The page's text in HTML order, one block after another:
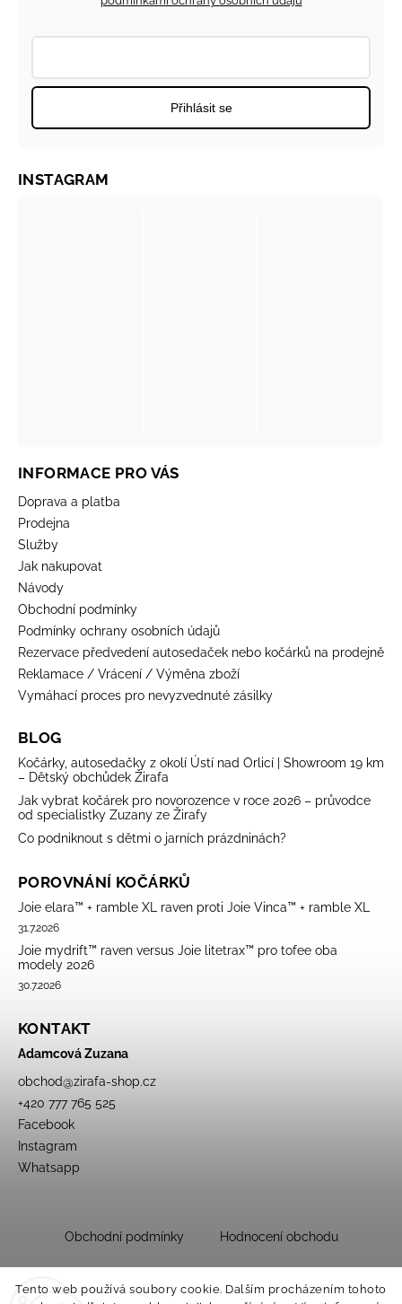
Tento web používá soubory cookie. Dalším procházením tohoto
Přihlásit se
INFORMACE PRO VÁS
Doprava a platba
Prodejna
Služby
Jak nakupovat
Návody
Obchodní podmínky
Podmínky ochrany osobních údajů
Rezervace předvedení autosedaček nebo kočárků na prodejně
Reklamace / Vrácení / Výměna zboží
Vymáhací proces pro nevyzvednuté zásilky
BLOG
Kočárky, autosedačky z okolí Ústí nad Orlicí | Showroom 19 km
– Dětský obchůdek Žirafa
Jak vybrat kočárek pro novorozence v roce 2026 – průvodce
od specialistky Zuzany ze Žirafy
Co podniknout s dětmi o jarních prázdninách?
POROVNÁNÍ KOČÁRKŮ
Joie elara™ + ramble XL raven proti Joie Vinca™ + ramble XL
31.7.2026
Joie mydrift™ raven versus Joie litetrax™ pro tofee oba
modely 2026
30.7.2026
KONTAKT
Adamcová Zuzana
obchod@zirafa-shop.cz
+420 777 765 525
Facebook
Instagram
Whatsapp
INSTAGRAM
Obchodní podmínky Hodnocení obchodu